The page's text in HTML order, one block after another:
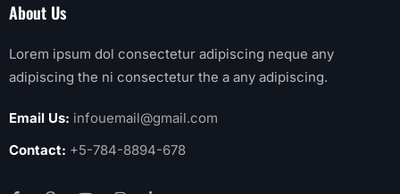
About Us
Lorem ipsum dol consectetur adipiscing neque any
adipiscing the ni consectetur the a any adipiscing.
Email Us: infouemail@gmail.com
Contact: +5-784-8894-678